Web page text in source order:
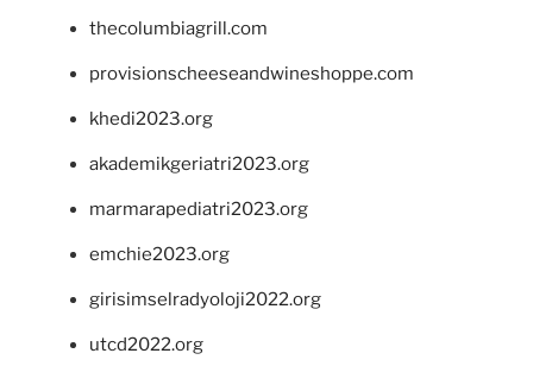
thecolumbiagrill.com
provisionscheeseandwineshoppe.com
khedi2023.org
akademikgeriatri2023.org
marmarapediatri2023.org
emchie2023.org
girisimselradyoloji2022.org
utcd2022.org